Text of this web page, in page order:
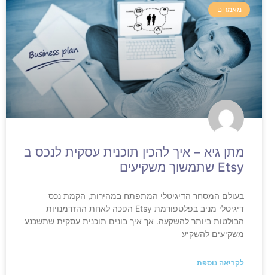
מאמרים
מתן גיא – איך להכין תוכנית עסקית לנכס ב
Etsy שתמשוך משקיעים
בעולם המסחר הדיגיטלי המתפתח במהירות, הקמת נכס
דיגיטלי מניב בפלטפורמת Etsy הפכה לאחת ההזדמנויות
הבולטות ביותר להשקעה. אך איך בונים תוכנית עסקית שתשכנע
משקיעים להשקיע
לקריאה נוספת